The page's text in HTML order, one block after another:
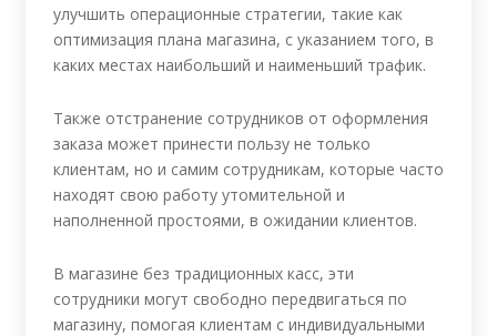
улучшить операционные стратегии, такие как
оптимизация плана магазина, с указанием того, в
каких местах наибольший и наименьший трафик.
Также отстранение сотрудников от оформления
заказа может принести пользу не только
клиентам, но и самим сотрудникам, которые часто
находят свою работу утомительной и
наполненной простоями, в ожидании клиентов.
В магазине без традиционных касс, эти
сотрудники могут свободно передвигаться по
магазину, помогая клиентам с индивидуальными